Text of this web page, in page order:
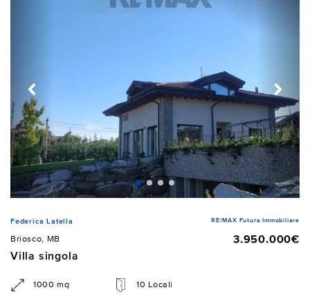
Federica Latella RE/MAX Futura Immobiliare
Briosco, MB
3.950.000€
Villa singola
1000 mq 10 Locali